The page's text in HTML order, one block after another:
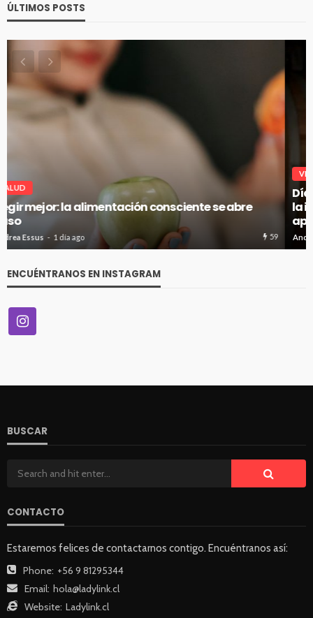
ÚLTIMOS POSTS
Día del Enólogo: Por qué se celebra el 10 de agosto y
la importancia de esta profesión en un Chile que
apuesta por mayor calidad en vinos
Andrea Essus 1 día ago 72
ENCUÉNTRANOS EN INSTAGRAM
BUSCAR
CONTACTO
Estaremos felices de contactarnos contigo. Encuéntranos así:
Phone: +56 9 81295344
Email: hola@ladylink.cl
Website: Ladylink.cl